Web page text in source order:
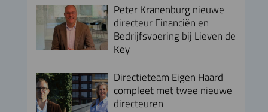
Peter Kranenburg nieuwe
directeur Financiën en
Bedrijfsvoering bij Lieven de
Key
Directieteam Eigen Haard
compleet met twee nieuwe
directeuren